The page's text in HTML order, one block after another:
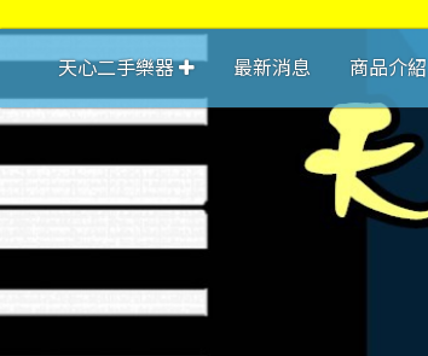
天心二手樂器 最新消息 商品介紹